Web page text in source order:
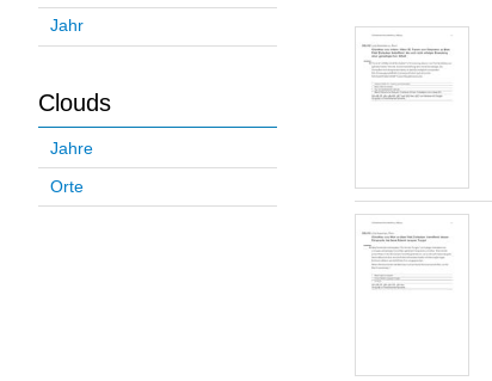
Jahr
Clouds
Jahre
Orte